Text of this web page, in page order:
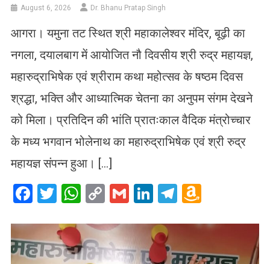
August 6, 2026 Dr. Bhanu Pratap Singh
आगरा। यमुना तट स्थित श्री महाकालेश्वर मंदिर, बूढ़ी का
नगला, दयालबाग में आयोजित नौ दिवसीय श्री रुद्र महायज्ञ,
महारुद्राभिषेक एवं श्रीराम कथा महोत्सव के षष्ठम दिवस
श्रद्धा, भक्ति और आध्यात्मिक चेतना का अनुपम संगम देखने
को मिला। प्रतिदिन की भांति प्रातःकाल वैदिक मंत्रोच्चार
के मध्य भगवान भोलेनाथ का महारुद्राभिषेक एवं श्री रुद्र
महायज्ञ संपन्न हुआ। […]
Facebook
Twitter
WhatsApp
CopyGmailLinkedIn
Telegram
List